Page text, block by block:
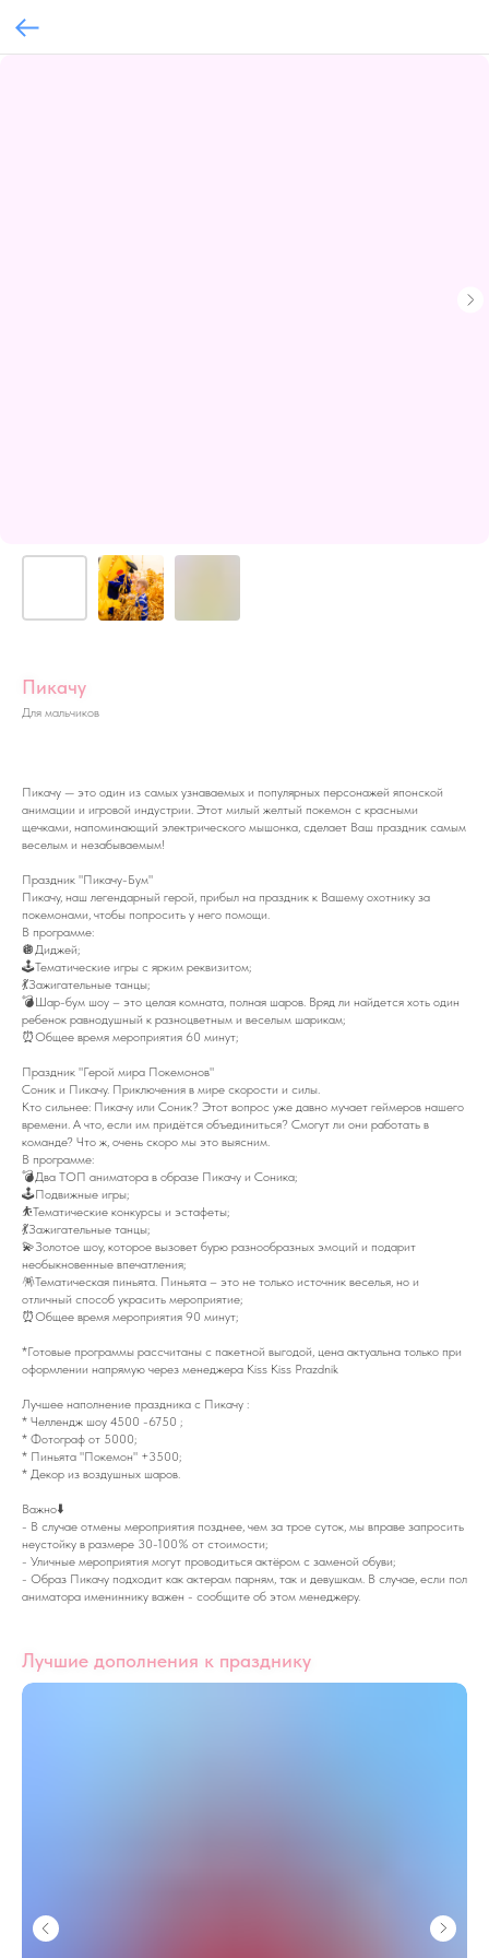
Пикачу
Для мальчиков
Пикачу — это один из самых узнаваемых и популярных персонажей японской
анимации и игровой индустрии. Этот милый желтый покемон с красными
щечками, напоминающий электрического мышонка, сделает Ваш праздник самым
веселым и незабываемым!
Праздник "Пикачу-Бум"
Пикачу, наш легендарный герой, прибыл на праздник к Вашему охотнику за
покемонами, чтобы попросить у него помощи.
В программе:
🪩Диджей;
🕹️Тематические игры с ярким реквизитом;
💃Зажигательные танцы;
💣Шар-бум шоу – это целая комната, полная шаров. Вряд ли найдется хоть один
ребенок равнодушный к разноцветным и веселым шарикам;
⏰Общее время мероприятия 60 минут;
Праздник "Герой мира Покемонов"
Соник и Пикачу. Приключения в мире скорости и силы.
Кто сильнее: Пикачу или Соник? Этот вопрос уже давно мучает геймеров нашего
времени. А что, если им придётся объединиться? Смогут ли они работать в
команде? Что ж, очень скоро мы это выясним.
В программе:
💣Два ТОП аниматора в образе Пикачу и Соника;
🕹️Подвижные игры;
⛹️Тематические конкурсы и эстафеты;
💃Зажигательные танцы;
💫Золотое шоу, которое вызовет бурю разнообразных эмоций и подарит
необыкновенные впечатления;
🪅Тематическая пиньята. Пиньята – это не только источник веселья, но и
отличный способ украсить мероприятие;
⏰Общее время мероприятия 90 минут;
*Готовые программы рассчитаны с пакетной выгодой, цена актуальна только при
оформлении напрямую через менеджера Kiss Kiss Prazdnik
Лучшее наполнение праздника с Пикачу :
* Челлендж шоу 4500 -6750 ;
* Фотограф от 5000;
* Пиньята "Покемон" +3500;
* Декор из воздушных шаров.
Важно⬇️
- В случае отмены мероприятия позднее, чем за трое суток, мы вправе запросить
неустойку в размере 30-100% от стоимости;
- Уличные мероприятия могут проводиться актёром с заменой обуви;
- Образ Пикачу подходит как актерам парням, так и девушкам. В случае, если пол
аниматора имениннику важен - сообщите об этом менеджеру.
Лучшие дополнения к празднику